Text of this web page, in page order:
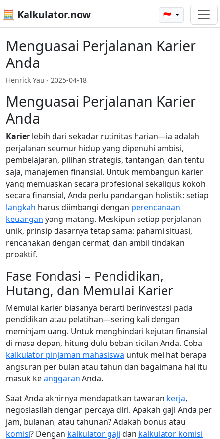
🧮 Kalkulator.now 🇮🇩
Menguasai Perjalanan Karier
Anda
Henrick Yau · 2025-04-18
Menguasai Perjalanan Karier
Anda
Karier lebih dari sekadar rutinitas harian—ia adalah
perjalanan seumur hidup yang dipenuhi ambisi,
pembelajaran, pilihan strategis, tantangan, dan tentu
saja, manajemen finansial. Untuk membangun karier
yang memuaskan secara profesional sekaligus kokoh
secara finansial, Anda perlu pandangan holistik: setiap
langkah harus diimbangi dengan perencanaan
keuangan yang matang. Meskipun setiap perjalanan
unik, prinsip dasarnya tetap sama: pahami situasi,
rencanakan dengan cermat, dan ambil tindakan
proaktif.
Fase Fondasi – Pendidikan,
Hutang, dan Memulai Karier
Memulai karier biasanya berarti berinvestasi pada
pendidikan atau pelatihan—sering kali dengan
meminjam uang. Untuk menghindari kejutan finansial
di masa depan, hitung dulu beban cicilan Anda. Coba
kalkulator pinjaman mahasiswa untuk melihat berapa
angsuran per bulan atau tahun dan bagaimana hal itu
masuk keanggaran Anda.
Saat Anda akhirnya mendapatkan tawaran kerja,
negosiasilah dengan percaya diri. Apakah gaji Anda per
jam, bulanan, atau tahunan? Adakah bonus atau
komisi? Dengan kalkulator gaji dan kalkulator komisi